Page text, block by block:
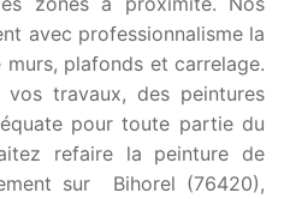
avec professionnalisme la
plafonds et carrelage.
travaux, des peintures
pour toute partie du
refaire la peinture de
sur Bihorel (76420),